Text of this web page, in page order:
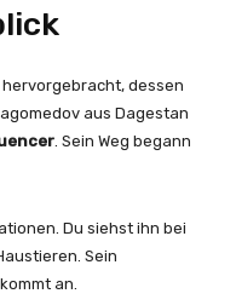
dessen
aus Dagestan
. Sein Weg begann
Du siehst ihn bei
Sein
an.